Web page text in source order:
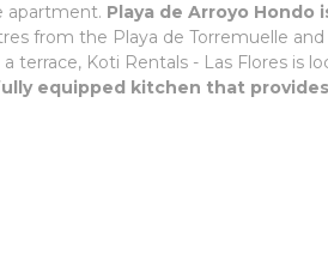
apartment. Playa de Arroyo Hondo
from the Playa de Torremuelle
Koti Rentals - Las Flores is
equipped kitchen that